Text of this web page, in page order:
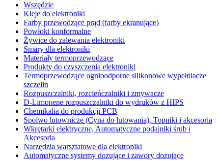
Wszędzie
Kleje do elektroniki
Farby przewodzące prąd (farby ekranujące)
Powłoki konformalne
Żywice do zalewania elektroniki
Smary dla elektroniki
Materiały termoprzewodzące
Produkty do czyszczenia elektroniki
Termoprzewodzące ognioodporne silikonowe wypełniacze
szczelin
Rozpuszczalniki, rozcieńczalniki i zmywacze
D-Limonene rozpuszczalniki do wydruków z HIPS
Chemikalia do produkcji PCB
Spoiwo lutownicze (Cyna do lutowania), Topniki i akcesoria
Wkrętarki elektryczne, Automatyczne podajniki śrub i
Akcesoria
Narzędzia warsztatowe dla elektroniki
Automatyczne systemy dozujące i zawory dozujące